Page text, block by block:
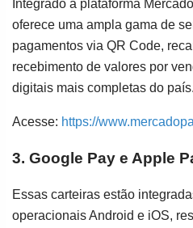
Integrado à plataforma
oferece uma ampla gama de
pagamentos via QR Code,
recebimento de valores por
digitais mais completas do país.
Acesse: https://
3. Google Pay e Apple
Essas carteiras estão
operacionais Android e iOS,